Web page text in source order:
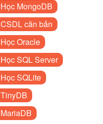
Học MongoDB
CSDL căn bản
Học Oracle
Học SQL Server
Học SQLite
TinyDB
MariaDB